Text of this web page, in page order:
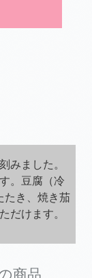
みました。
。豆腐（冷
たき、焼き茄
だけます。
商品